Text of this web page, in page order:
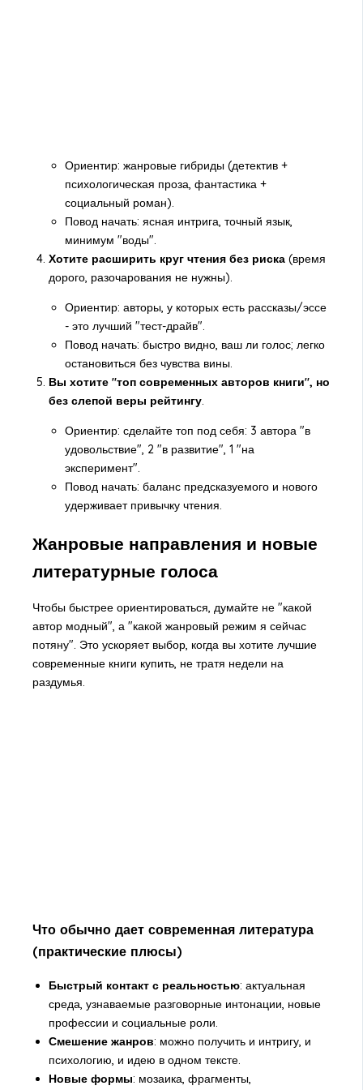
Ориентир: жанровые гибриды (детектив +
психологическая проза, фантастика +
социальный роман).
Повод начать: ясная интрига, точный язык,
минимум "воды".
Хотите расширить круг чтения без риска(время
дорого, разочарования не нужны).
Ориентир: авторы, у которых есть рассказы/эссе
- это лучший "тест-драйв".
Повод начать: быстро видно, ваш ли голос; легко
остановиться без чувства вины.
Вы хотите "топ современных авторов книги", но
без слепой веры рейтингу.
Ориентир: сделайте топ под себя: 3 автора "в
удовольствие", 2 "в развитие", 1 "на
эксперимент".
Повод начать: баланс предсказуемого и нового
удерживает привычку чтения.
Жанровые направления и новые
литературные голоса
Чтобы быстрее ориентироваться, думайте не "какой
автор модный", а "какой жанровый режим я сейчас
потяну". Это ускоряет выбор, когда вы хотите лучшие
современные книги купить, не тратя недели на
раздумья.
Что обычно дает современная литература
(практические плюсы)
Быстрый контакт с реальностью: актуальная
среда, узнаваемые разговорные интонации, новые
профессии и социальные роли.
Смешение жанров: можно получить и интригу, и
психологию, и идею в одном тексте.
Новые формы: мозаика, фрагменты,